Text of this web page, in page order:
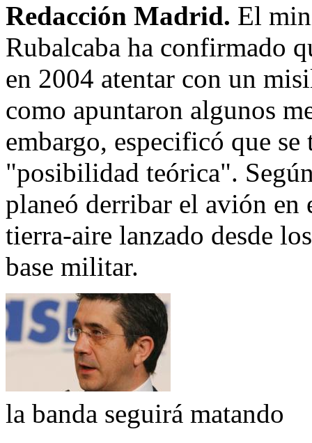
Redacción Madrid. El
Rubalcaba ha confirmado
en 2004 atentar con un
como apuntaron algunos
embargo, especificó que
"posibilidad teórica".
planeó derribar el avión
tierra-aire lanzado desde
base militar.
la banda seguirá matando